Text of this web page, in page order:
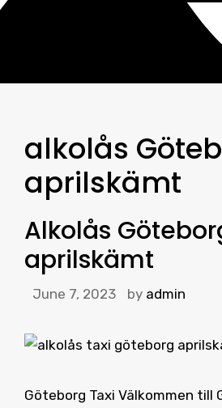
alkolås
aprilskämt
Alkolås
aprilskämt
June 7, 2023 by admin
Göteborg Taxi Välkommen till